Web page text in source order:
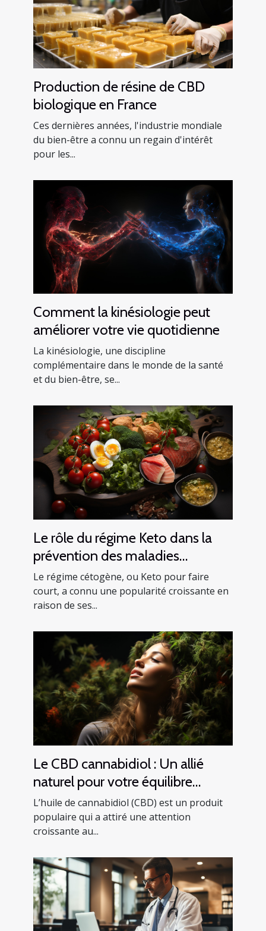
Production de résine de CBD
biologique en France
Ces dernières années, l'industrie mondiale
du bien-être a connu un regain d'intérêt
pour les...
Comment la kinésiologie peut
améliorer votre vie quotidienne
La kinésiologie, une discipline
complémentaire dans le monde de la santé
et du bien-être, se...
Le rôle du régime Keto dans la
prévention des maladies
cardiaques
Le régime cétogène, ou Keto pour faire
court, a connu une popularité croissante en
raison de ses...
Le CBD cannabidiol : Un allié
naturel pour votre équilibre
mental
L’huile de cannabidiol (CBD) est un produit
populaire qui a attiré une attention
croissante au...